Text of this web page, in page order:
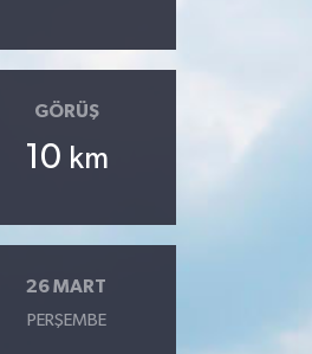
GÖRÜŞ
10 km
26 MART
PERŞEMBE